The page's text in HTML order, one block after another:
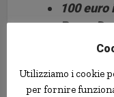
100
Fineco formazione
Utilizziamo i cookie
per fornire